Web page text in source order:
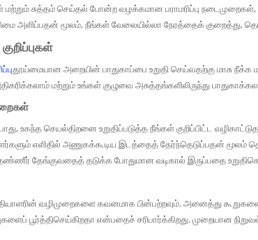
சுத்தம் செய்தல் போன்ற வழக்கமான பராமரிப்பு நடைமுறைகள்,
அளிப்பதன் மூலம், நீங்கள் வேலையில்லா நேரத்தைக் குறைத்து,
தூய்மையான அறையின் பாதுகாப்பை உறுதி செய்வதற்கு மாசு
மற்றும் உங்கள் குழுவை அசுத்தங்களிலிருந்து
​​உகந்த செயல்திறனை உறுதிப்படுத்த நீங்கள் குறிப்பிட்ட
எளிதில் அணுகக்கூடிய இடத்தைத் தேர்ந்தெடுப்பதன் மூலம்
தண்ணீர் தேங்குவதைத் தடுக்க போதுமான வடிகால் இருப்பதை
வழிமுறைகளை கவனமாக பின்பற்றவும். அனைத்து
பூர்த்திசெய்கிறதா என்பதைச் சரிபார்க்கிறது. முறையான